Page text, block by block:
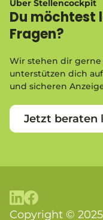
Über Stellencockpit
Du möchtest
Fragen?
Wir stehen dir
unterstützen dich
und sicheren
Jetzt beraten
Copyright ©